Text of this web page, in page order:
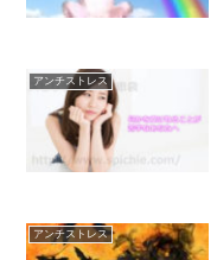
アンチストレス
アンチストレス